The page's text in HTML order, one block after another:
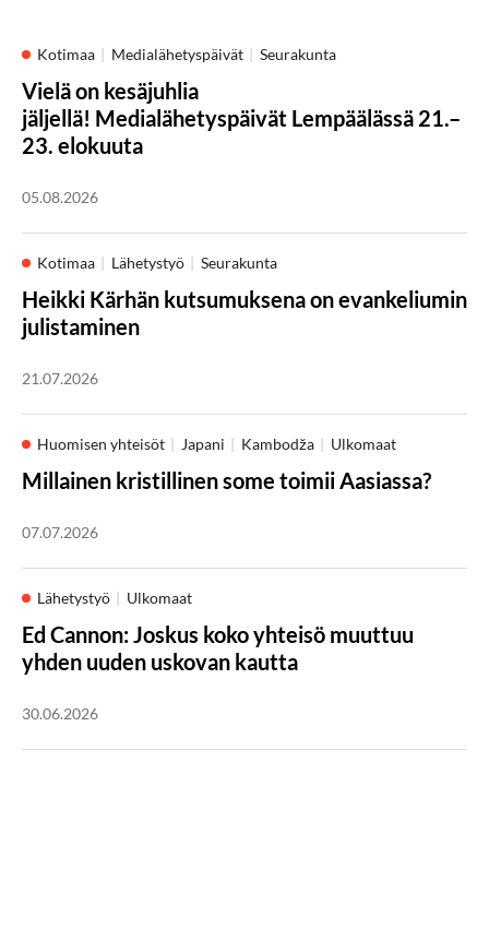
Kotimaa Medialähetyspäivät Seurakunta
Vielä on kesäjuhlia
jäljellä! Medialähetyspäivät Lempäälässä 21.–
23. elokuuta
05.08.2026
Kotimaa Lähetystyö Seurakunta
Heikki Kärhän kutsumuksena on evankeliumin
julistaminen
21.07.2026
Huomisen yhteisöt Japani Kambodža Ulkomaat
Millainen kristillinen some toimii Aasiassa?
07.07.2026
Lähetystyö Ulkomaat
Ed Cannon: Joskus koko yhteisö muuttuu
yhden uuden uskovan kautta
30.06.2026